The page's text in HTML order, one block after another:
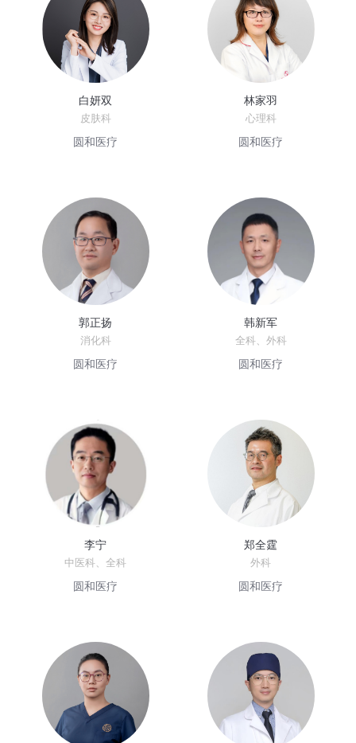
白妍双
皮肤科
圆和医疗
林家羽
心理科
圆和医疗
郭正扬
消化科
圆和医疗
韩新军
全科、外科
圆和医疗
李宁
中医科、全科
圆和医疗
郑全霆
外科
圆和医疗